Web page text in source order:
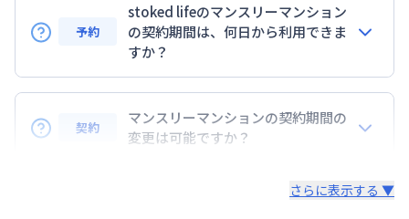
2名
駐車場
なし
情報更新日 2026年7月23日
予約
stoked lifeのマンスリーマンション
の契約期間は、何日から利用できま
すか？
7日以上からのご契約期間ですが1ヶ月（30日）以上
のご契約期間の地域もございますのでお気軽にお問い
合わせください。
契約
マンスリーマンションの契約期間の
変更は可能ですか？
約が入っていなければ、ご対応可能です。その際、再
さらに表示する ▼